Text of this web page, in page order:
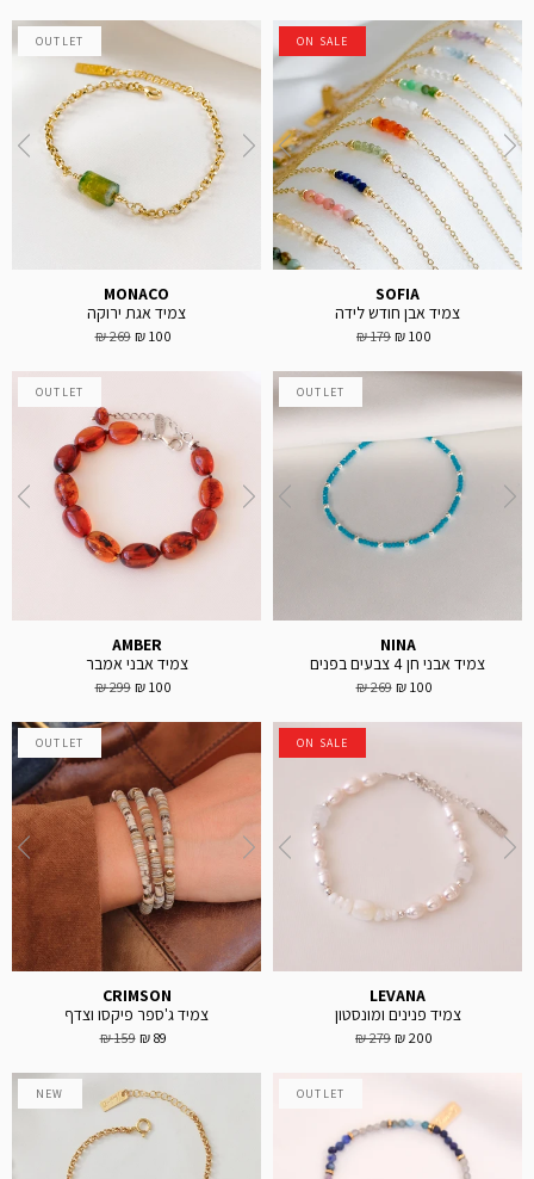
ON SALE
SOFIA
צמיד אבן חודש לידה
100 ₪
179 ₪
OUTLET
MONACO
צמיד אגת ירוקה
100 ₪
269 ₪
OUTLET
NINA
צמיד אבני חן 4 צבעים בפנים
100 ₪
269 ₪
OUTLET
AMBER
צמיד אבני אמבר
100 ₪
299 ₪
ON SALE
LEVANA
צמיד פנינים ומונסטון
200 ₪
279 ₪
OUTLET
CRIMSON
צמיד ג'ספר פיקסו וצדף
89 ₪
159 ₪
OUTLET
NEW